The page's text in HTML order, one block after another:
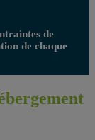
de
de chaque